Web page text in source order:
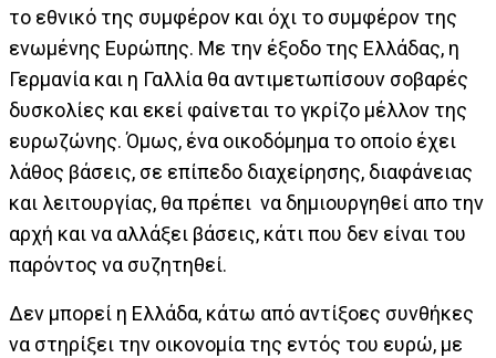
το εθνικό της συμφέρον και όχι το συμφέρον της
ενωμένης Ευρώπης. Με την έξοδο της Ελλάδας, η
Γερμανία και η Γαλλία θα αντιμετωπίσουν σοβαρές
δυσκολίες και εκεί φαίνεται το γκρίζο μέλλον της
ευρωζώνης. Όμως, ένα οικοδόμημα το οποίο έχει
λάθος βάσεις, σε επίπεδο διαχείρησης, διαφάνειας
και λειτουργίας, θα πρέπει να δημιουργηθεί απο την
αρχή και να αλλάξει βάσεις, κάτι που δεν είναι του
παρόντος να συζητηθεί.
Δεν μπορεί η Ελλάδα, κάτω από αντίξοες συνθήκες
να στηρίξει την οικονομία της εντός του ευρώ, με